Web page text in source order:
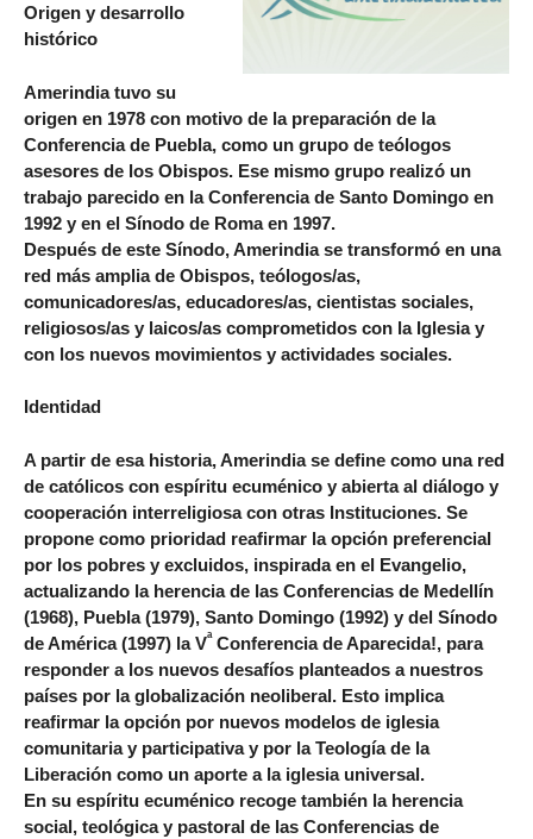
Origen y desarrollo
histórico
Amerindia tuvo su
origen en 1978 con motivo de la preparación de la
Conferencia de Puebla, como un grupo de teólogos
asesores de los Obispos. Ese mismo grupo realizó un
trabajo parecido en la Conferencia de Santo Domingo en
1992 y en el Sínodo de Roma en 1997.
Después de este Sínodo, Amerindia se transformó en una
red más amplia de Obispos, teólogos/as,
comunicadores/as, educadores/as, cientistas sociales,
religiosos/as y laicos/as comprometidos con la Iglesia y
con los nuevos movimientos y actividades sociales.
Identidad
A partir de esa historia, Amerindia se define como una red
de católicos con espíritu ecuménico y abierta al diálogo y
cooperación interreligiosa con otras Instituciones. Se
propone como prioridad reafirmar la opción preferencial
por los pobres y excluidos, inspirada en el Evangelio,
actualizando la herencia de las Conferencias de Medellín
(1968), Puebla (1979), Santo Domingo (1992) y del Sínodo
de América (1997) la VªConferencia de Aparecida!, para
responder a los nuevos desafíos planteados a nuestros
países por la globalización neoliberal. Esto implica
reafirmar la opción por nuevos modelos de iglesia
comunitaria y participativa y por la Teología de la
Liberación como un aporte a la iglesia universal.
En su espíritu ecuménico recoge también la herencia
social, teológica y pastoral de las Conferencias de